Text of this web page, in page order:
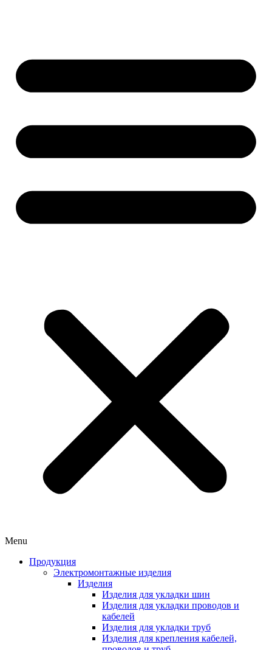
Menu
Продукция
Электромонтажные изделия
Изделия
Изделия для укладки шин
Изделия для укладки проводов и
кабелей
Изделия для укладки труб
Изделия для крепления кабелей,